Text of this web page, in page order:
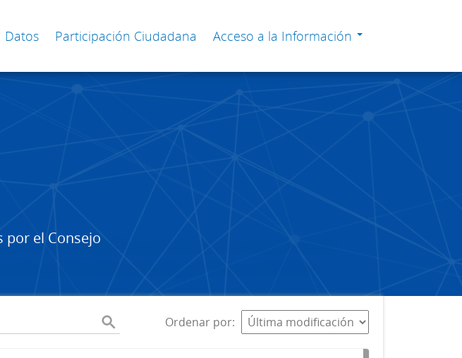
Datos Participación Ciudadana Acceso a la Información
por el Consejo
Ordenar por